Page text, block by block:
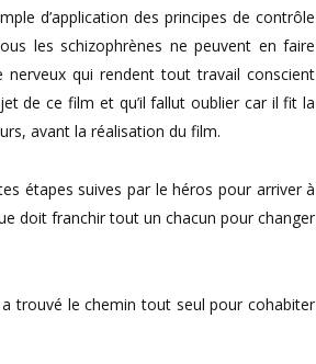
d’application des principes de contrôle
les schizophrènes ne peuvent en faire
qui rendent tout travail conscient
de ce film et qu’il fallut oublier car il fit la
avant la réalisation du film.
étapes suives par le héros pour arriver à
doit franchir tout un chacun pour changer
trouvé le chemin tout seul pour cohabiter